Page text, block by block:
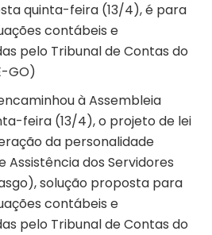
quinta-feira (13/4), é para
contábeis e
pelo Tribunal de Contas do
GO)
à Assembleia
feira (13/4), o projeto de lei
da personalidade
Assistência dos Servidores
solução proposta para
contábeis e
pelo Tribunal de Contas do